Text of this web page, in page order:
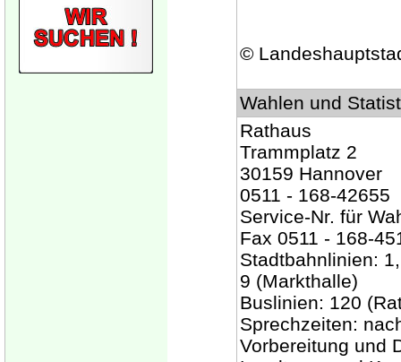
©
Wahlen und
Rathaus
Trammplatz 2
30159 Hannover
0511 - 168-42655
Service-Nr. für
Fax 0511 - 168-
Stadtbahnlinien:
9 (Markthalle)
Buslinien: 120
Sprechzeiten:
Vorbereitung und